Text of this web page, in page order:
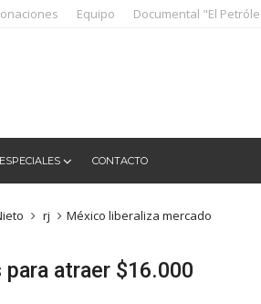
Equipo Documental "El
ESPECIALES CONTACTO
rj
México liberaliza mercado
atraer $16.000